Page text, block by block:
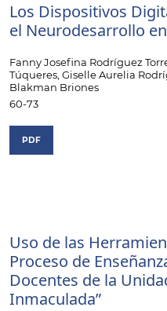
Los Dispositivos
el Neurodesarrollo
Fanny Josefina Rodríguez
Túqueres, Giselle Aurelia
Blakman Briones
60-73
PDF
Uso de las
Proceso de
Docentes de la
Inmaculada”